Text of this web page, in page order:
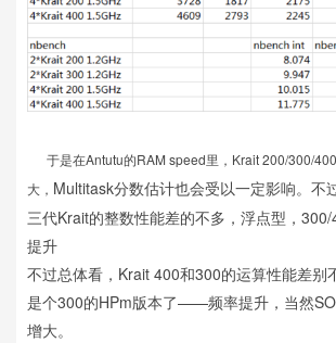
于是在Antutu的RAM speed里，Krait 200/300/
大， Multitask分数估计也会受以一定影响。不
三代Krait的整数性能差的不多，浮点型，
提升
不过总体看，Krait 400和300的运算性能差别
是个300的HPm版本了——频率提升，当然
增大。